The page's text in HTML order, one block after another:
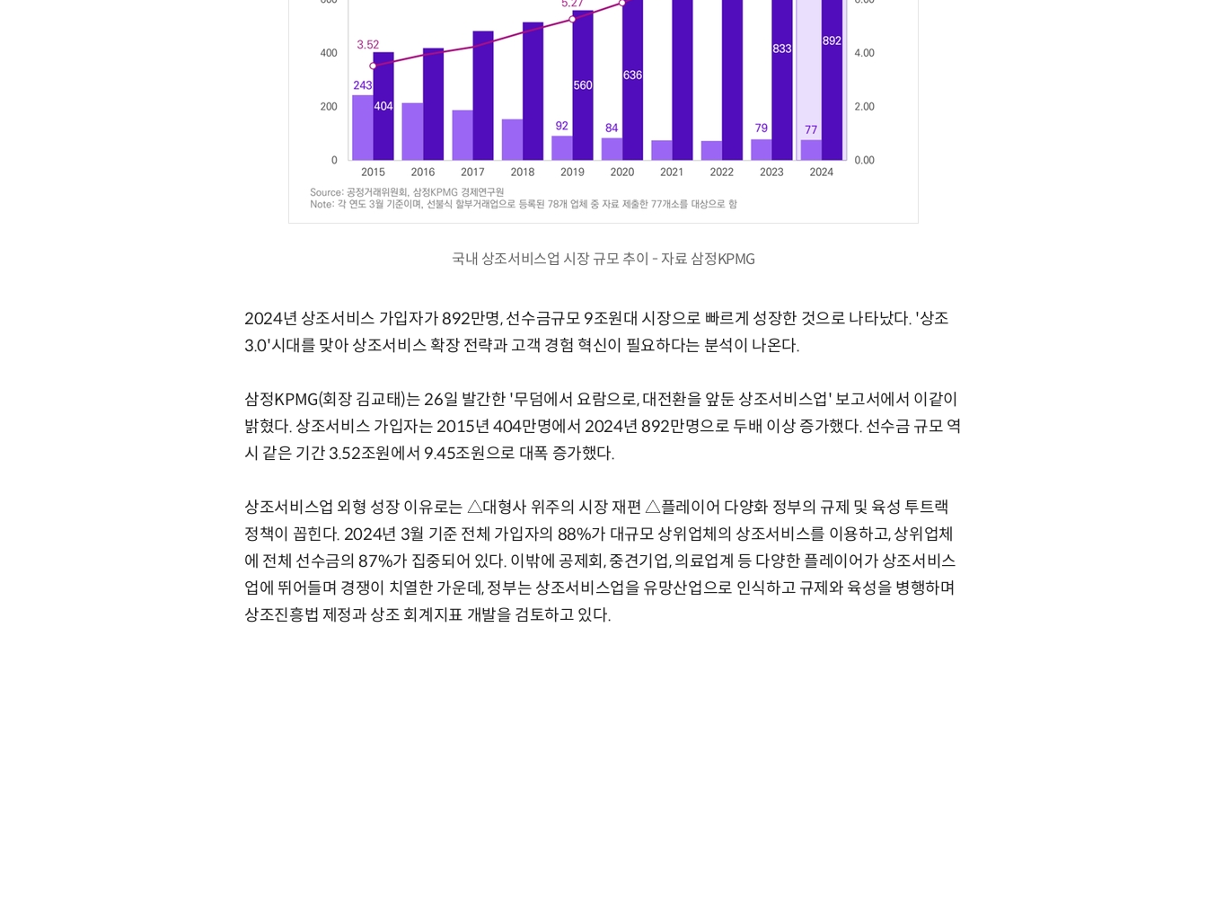
국내 상조서비스업 시장 규모 추이 - 자료 삼정KPMG
2024년 상조서비스 가입자가 892만명, 선수금규모 9조원대 시장으로 빠르게 성장한 것으로 나타났다. '상조
3.0'시대를 맞아 상조서비스 확장 전략과 고객 경험 혁신이 필요하다는 분석이 나온다.
삼정KPMG(회장 김교태)는 26일 발간한 '무덤에서 요람으로, 대전환을 앞둔 상조서비스업' 보고서에서 이같이
밝혔다. 상조서비스 가입자는 2015년 404만명에서 2024년 892만명으로 두배 이상 증가했다. 선수금 규모 역
시 같은 기간 3.52조원에서 9.45조원으로 대폭 증가했다.
상조서비스업 외형 성장 이유로는 △대형사 위주의 시장 재편 △플레이어 다양화 정부의 규제 및 육성 투트랙
정책이 꼽힌다. 2024년 3월 기준 전체 가입자의 88%가 대규모 상위업체의 상조서비스를 이용하고, 상위업체
에 전체 선수금의 87%가 집중되어 있다. 이밖에 공제회, 중견기업, 의료업계 등 다양한 플레이어가 상조서비스
업에 뛰어들며 경쟁이 치열한 가운데, 정부는 상조서비스업을 유망산업으로 인식하고 규제와 육성을 병행하며
상조진흥법 제정과 상조 회계지표 개발을 검토하고 있다.